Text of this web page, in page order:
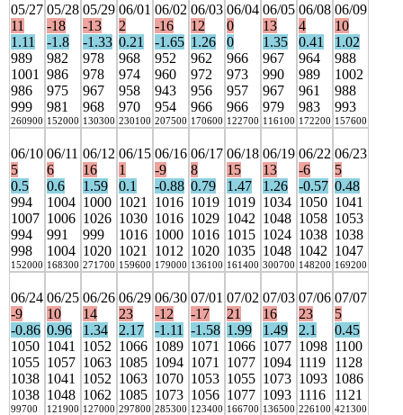
05/27
11
1.11
989
1001
986
999
260900
05/28
-18
-1.8
982
986
975
981
152000
05/29
-13
-1.33
978
978
967
968
130300
06/01
2
0.21
968
974
958
970
230100
06/02
-16
-1.65
952
960
943
954
207500
06/03
12
1.26
962
972
956
966
170600
06/04
0
0
966
973
957
966
122700
06/05
13
1.35
967
990
967
979
116100
06/08
4
0.41
964
989
961
983
172200
06/09
10
1.02
988
1002
988
993
157600
06/10
5
0.5
994
1007
994
998
152000
06/11
6
0.6
1004
1006
991
1004
168300
06/12
16
1.59
1000
1026
999
1020
271700
06/15
1
0.1
1021
1030
1016
1021
159600
06/16
-9
-0.88
1016
1016
1000
1012
179000
06/17
8
0.79
1019
1029
1016
1020
136100
06/18
15
1.47
1019
1042
1015
1035
161400
06/19
13
1.26
1034
1048
1024
1048
300700
06/22
-6
-0.57
1050
1058
1038
1042
148200
06/23
5
0.48
1041
1053
1038
1047
169200
06/24
-9
-0.86
1050
1055
1038
1038
99700
06/25
10
0.96
1041
1057
1041
1048
121900
06/26
14
1.34
1052
1063
1052
1062
127000
06/29
23
2.17
1066
1085
1063
1085
297800
06/30
-12
-1.11
1089
1094
1070
1073
285300
07/01
-17
-1.58
1071
1071
1053
1056
123400
07/02
21
1.99
1066
1077
1055
1077
166700
07/03
16
1.49
1077
1094
1073
1093
136500
07/06
23
2.1
1098
1119
1093
1116
226100
07/07
5
0.45
1100
1128
1086
1121
421300